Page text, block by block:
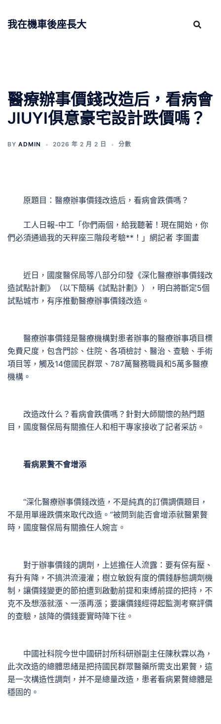
我在機車後座長大
醫療辦事價錢改造后，看病會
JIUYI俱意豪宅設計跌價嗎？
BY ADMIN 2026 年 2 月 2 日 分數
原題目：醫療辦事價錢改造后，看病會跌價嗎？
工人日報-中工「你們兩個，給我聽著！現在開始，你
們必須通過我的天秤座三階段考驗**！」網記者 李圖畫
近日，國度醫保局等八部分印發《深化醫療辦事價錢改
造試點計劃》（以下簡稱《試點計劃》），明白將斷定5個
試點城市，有序推動醫療辦事價錢改造。
醫療辦事價錢是醫療機構對患者辦事的醫療辦事項目標
免費尺度，包含門診、住院、各項檢討、醫治、查驗、手術
項目等，觸及14億國民群眾、787萬醫務職員和5萬多醫療
機構。
改造改什么？看病會跌價嗎？針對大師關懷的熱門題
目，國度醫保局有關擔任人和相干專家接收了記者采訪。
看病累贅不會增添
“深化醫療辦事價錢改造，不是純真的訂價調價題目，
不是用單邊跌價來取代改造。”被問到能否會增添就醫累贅
時，國度醫保局有關擔任人婉言。
對于辦事價錢的調劑，上述擔任人流露：要有保有壓、
有升有降，不搞洪流漫灌；樹立敏銳有度的價錢靜態調劑機
制，讓價錢變更的節拍遭到啟動前提和束縛前提的把持，不
克不及想漲就漲、一漲再漲；要讓價錢經得起監測考察評價
的查驗，該降的價錢要實時降下往。
中國社科院今世中國研討所科研辦副主任陳秋霖以為，
此次改造的總體思緒是把持國民群眾醫藥所需支出累贅，這
是一次構造性調劑，并不是總量改造，患者看病累贅總體是
穩固的。